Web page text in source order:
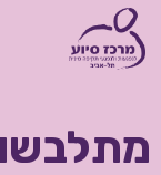
מתלבשות